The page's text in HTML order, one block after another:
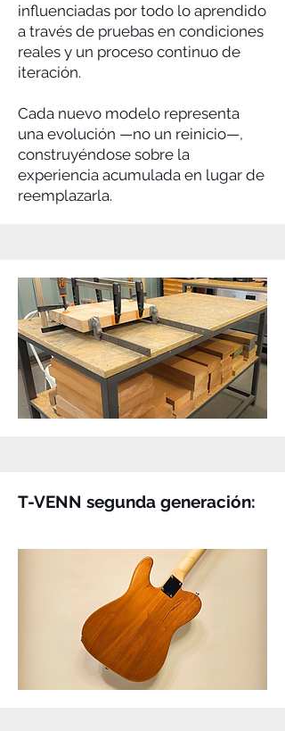
influenciadas por todo lo aprendido
a través de pruebas en condiciones
reales y un proceso continuo de
iteración.
Cada nuevo modelo representa
una evolución —no un reinicio—,
construyéndose sobre la
experiencia acumulada en lugar de
reemplazarla.
T-VENN segunda generación: